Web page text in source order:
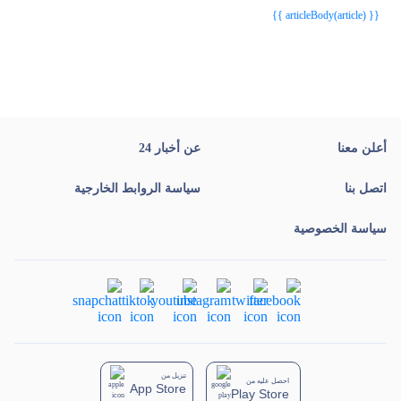
{{ articleBody(article) }}
أعلن معنا عن أخبار 24
اتصل بنا سياسة الروابط الخارجية
سياسة الخصوصية
تنزيل من
App Store
احصل عليه من
Play Store